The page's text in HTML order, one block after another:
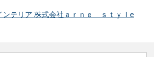
テリア 株式会社ａｒｎｅ ｓｔｙｌe